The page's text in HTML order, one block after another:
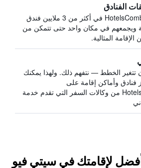
الفنادق
يبحث HotelsCombined في أكثر من 3 ملايين فندق
ويجمعهم في مكان واحد حتى تتمكن من
المثالية.
تتغير الخطط — نتفهم ذلك. ولهذا يمكنك
وأماكن إقامة على
HotelsCombined من وكالات السفر التي تقدم خدمة
أفضل لإقامتك في سيتي فيو